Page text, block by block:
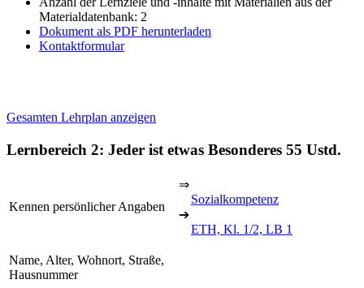
Materialdatenbank: 2
Dokument als PDF herunterladen
Kontaktformular
Gesamten Lehrplan anzeigen
Lernbereich 2: Jeder ist etwas Besonderes 55 Ustd.
Kennen persönlicher Angaben
⇒
Sozialkompetenz
➔
ETH, Kl. 1/2, LB 1
Name, Alter, Wohnort, Straße,
Hausnummer